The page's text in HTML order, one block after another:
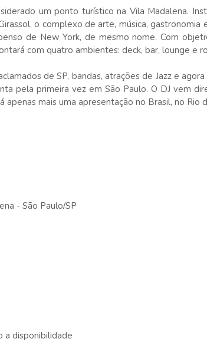
um ponto turístico na Vila Madalena.
o complexo de arte, música, gastronomia
de New York, de mesmo nome. Com
com quatro ambientes: deck, bar, lounge e
de SP, bandas, atrações de Jazz e
pela primeira vez em São Paulo. O DJ vem
mais uma apresentação no Brasil, no Rio
- São Paulo/SP
a disponibilidade